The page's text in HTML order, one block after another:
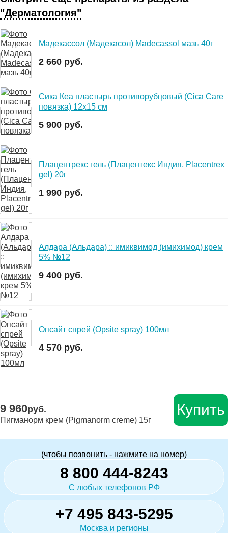
"Дерматология"
Мадекассол (Мадекасол) Madecassol мазь 40г
2 660 руб.
Сика Кеа пластырь противорубцовый (Cica Care
повязка) 12х15 см
5 900 руб.
Плацентрекс гель (Плацентекс Индия, Placentrex
gel) 20г
1 990 руб.
Алдара (Альдара) :: имиквимод (имихимод) крем
5% №12
9 400 руб.
Опсайт спрей (Opsite spray) 100мл
4 570 руб.
9 960руб.
Пигманорм крем (Pigmanorm creme) 15г
Купить
(чтобы позвонить - нажмите на номер)
8 800 444-8243
С любых телефонов РФ
+7 495 843-5295
Москва и регионы